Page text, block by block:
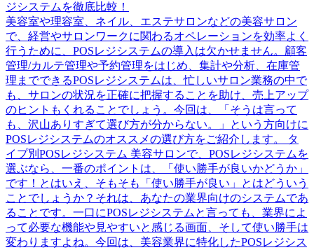
ジシステムを徹底比較！
美容室や理容室、ネイル、エステサロンなどの美容サロン
で、経営やサロンワークに関わるオペレーションを効率よく
行うために、POSレジシステムの導入は欠かせません。顧客
管理/カルテ管理や予約管理をはじめ、集計や分析、在庫管
理までできるPOSレジシステムは、忙しいサロン業務の中で
も、サロンの状況を正確に把握することを助け、売上アップ
のヒントもくれることでしょう。今回は、「そうは言って
も、沢山ありすぎて選び方が分からない。」という方向けに
POSレジシステムのオススメの選び方をご紹介します。 タ
イプ別POSレジシステム 美容サロンで、POSレジシステムを
選ぶなら、一番のポイントは、「使い勝手が良いかどうか」
です！とはいえ、そもそも「使い勝手が良い」とはどういう
ことでしょうか？それは、あなたの業界向けのシステムであ
ることです。一口にPOSレジシステムと言っても、業界によ
って必要な機能や見やすいと感じる画面、そして使い勝手は
変わりますよね。今回は、美容業界に特化したPOSレジシス